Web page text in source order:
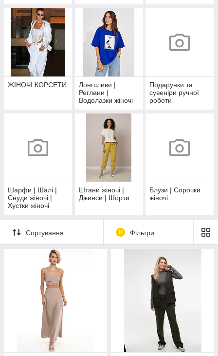
ЖІНОЧІ КОРСЕТИ
Лонгсливи |
Реглани |
Водолазки жіночі
Подарунки та
сувеніри ручної
роботи
Шарфи | Шалі |
Снуди жіночі |
Хустки жіночі
Штани жіночі |
Джинси | Шорти
Блузи | Сорочки
жіночі
Сортування 0 Фільтри